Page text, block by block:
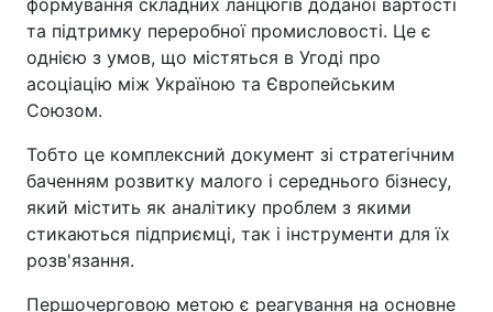
формування складних ланцюгів доданої вартості
та підтримку переробної промисловості. Це є
однією з умов, що містяться в Угоді про
асоціацію між Україною та Європейським
Союзом.
Тобто це комплексний документ зі стратегічним
баченням розвитку малого і середнього бізнесу,
який містить як аналітику проблем з якими
стикаються підприємці, так і інструменти для їх
розв'язання.
Першочерговою метою є реагування на основне